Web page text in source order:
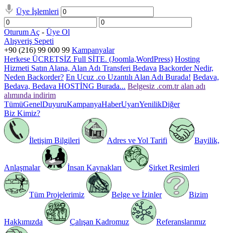
Üye İşlemleri
Oturum Aç - Üye Ol
Alışveriş Sepeti
+90 (216) 99 000 99 Kampanyalar
Herkese ÜCRETSİZ Full SİTE. (Joomla,WordPress) Hosting
Hizmeti Satın Alana, Alan Adı Transferi Bedava Backorder Nedir,
Neden Backorder? En Ucuz .co Uzantılı Alan Adı Burada! Bedava,
Bedava, Bedava HOSTİNG Burada... Belgesiz .com.tr alan adı
alımında indirim
TümüGenelDuyuruKampanyaHaberUyarıYenilikDiğer
Biz Kimiz?
İletişim Bilgileri Adres ve Yol Tarifi Bayilik,
Anlaşmalar İnsan Kaynakları Şirket Resimleri
Tüm Projelerimiz Belge ve İzinler Bizim
Hakkımızda Çalışan Kadromuz Referanslarımız